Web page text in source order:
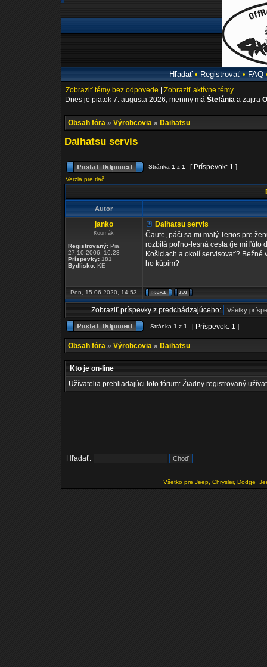
Hľadať• Registrovať• FAQ
Zobraziť témy bez odpovede
Zobraziť aktívne témy
Dnes je piatok 7. augusta 2026, meniny má Štefánia a zajtra
Obsah fóra » Výrobcovia » Daihatsu
Daihatsu servis
Stránka 1 z 1 [ Príspevok: 1 ]
Verzia pre tlač
Autor
janko
Koumák
Registrovaný: Pia,
27.10.2006, 16:23
Príspevky: 181
Bydlisko: KE
Daihatsu servis
Čaute, páči sa mi malý Terios pre
rozbitá poľno-lesná cesta (je mi ľúto
Košiciach a okolí servisovať? Bežné
ho kúpim?
Pon, 15.06.2020, 14:53
Zobraziť príspevky z predchádzajúceho:
Stránka 1 z 1 [ Príspevok: 1 ]
Obsah fóra » Výrobcovia » Daihatsu
Kto je on-line
Užívatelia prehliadajúci toto fórum: Žiadny registrovaný
Hľadať:
Všetko pre Jeep, Chrysler, Dodge